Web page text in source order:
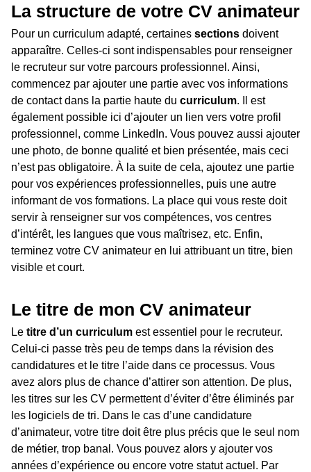
La structure de votre CV animateur
Pour un curriculum adapté, certaines sections doivent
apparaître. Celles-ci sont indispensables pour renseigner
le recruteur sur votre parcours professionnel. Ainsi,
commencez par ajouter une partie avec vos informations
de contact dans la partie haute du curriculum. Il est
également possible ici d’ajouter un lien vers votre profil
professionnel, comme LinkedIn. Vous pouvez aussi ajouter
une photo, de bonne qualité et bien présentée, mais ceci
n’est pas obligatoire. À la suite de cela, ajoutez une partie
pour vos expériences professionnelles, puis une autre
informant de vos formations. La place qui vous reste doit
servir à renseigner sur vos compétences, vos centres
d’intérêt, les langues que vous maîtrisez, etc. Enfin,
terminez votre CV animateur en lui attribuant un titre, bien
visible et court.
Le titre de mon CV animateur
Le titre d’un curriculum est essentiel pour le recruteur.
Celui-ci passe très peu de temps dans la révision des
candidatures et le titre l’aide dans ce processus. Vous
avez alors plus de chance d’attirer son attention. De plus,
les titres sur les CV permettent d’éviter d’être éliminés par
les logiciels de tri. Dans le cas d’une candidature
d’animateur, votre titre doit être plus précis que le seul nom
de métier, trop banal. Vous pouvez alors y ajouter vos
années d’expérience ou encore votre statut actuel. Par